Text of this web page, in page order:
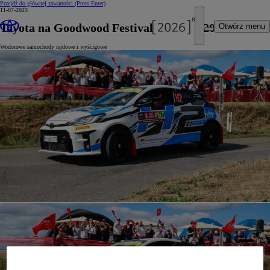
Przejdź do głównej zawartości (Press Enter)
Otwórz menu
11-07-2023
Toyota na Goodwood Festival of Speed 2023
Wodorowe samochody rajdowe i wyścigowe